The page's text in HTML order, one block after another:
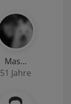
Mas…
51 Jahre